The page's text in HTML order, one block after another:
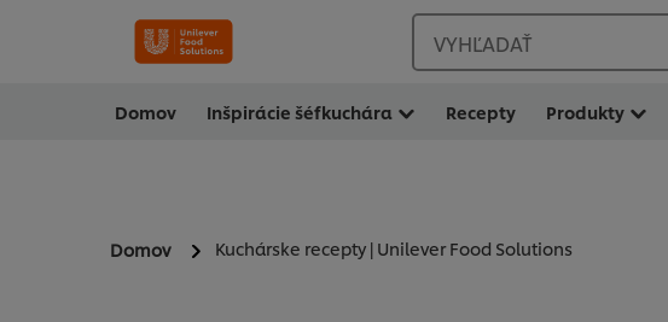
VYHĽADAŤ
Domov Inšpirácie šéfkuchára Recepty Produkty
Domov Kuchárske recepty | Unilever Food Solutions